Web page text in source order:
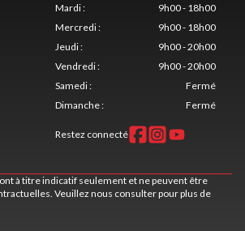
Mardi:
9h00 - 18h00
Mercredi:
9h00 - 18h00
Jeudi:
9h00 - 20h00
Vendredi:
9h00 - 20h00
Samedi:
Fermé
Dimanche: Fermé
Restez connecté
à titre indicatif seulement et ne peuvent être
Veuillez nous consulter pour plus de